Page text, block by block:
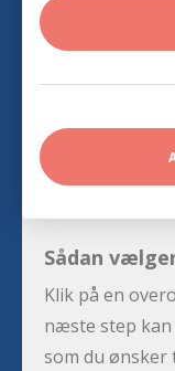
Sådan
Klik på en
næste step
som du ønsker